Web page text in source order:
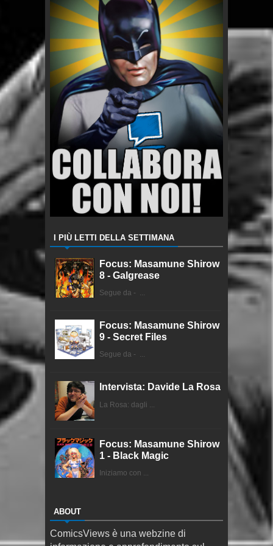
I PIÙ LETTI DELLA SETTIMANA
Focus: Masamune Shirow
8 - Galgrease
Segue da - ...
Focus: Masamune Shirow
9 - Secret Files
Segue da - ...
Intervista: Davide La Rosa
La Rosa: dagli ...
Focus: Masamune Shirow
1 - Black Magic
Iniziamo con ...
ABOUT
ComicsViews è una webzine di